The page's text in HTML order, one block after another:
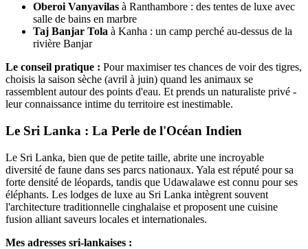
Oberoi Vanyavilas à Ranthambore : des tentes de luxe avec
salle de bains en marbre
Taj Banjar Tola à Kanha : un camp perché au-dessus de la
rivière Banjar
Le conseil pratique : Pour maximiser tes chances de voir des tigres,
choisis la saison sèche (avril à juin) quand les animaux se
rassemblent autour des points d'eau. Et prends un naturaliste privé -
leur connaissance intime du territoire est inestimable.
Le Sri Lanka : La Perle de l'Océan Indien
Le Sri Lanka, bien que de petite taille, abrite une incroyable
diversité de faune dans ses parcs nationaux. Yala est réputé pour sa
forte densité de léopards, tandis que Udawalawe est connu pour ses
éléphants. Les lodges de luxe au Sri Lanka intègrent souvent
l'architecture traditionnelle cinghalaise et proposent une cuisine
fusion alliant saveurs locales et internationales.
Mes adresses sri-lankaises :